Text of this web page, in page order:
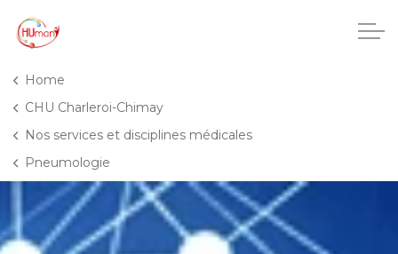
CHU Charleroi-Chimay
Maisons de repos
Crèches
Home
CHU Charleroi-Chimay
Nos services et disciplines médicales
Pneumologie